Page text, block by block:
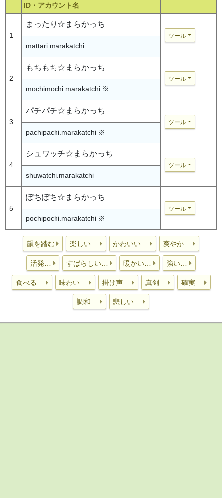
ID・アカウント名
1
まったり☆まらかっち
ツール
mattari.marakatchi
2
もちもち☆まらかっち
ツール
mochimochi.marakatchi ※
3
パチパチ☆まらかっち
ツール
pachipachi.marakatchi ※
4
シュワッチ☆まらかっち
ツール
shuwatchi.marakatchi
5
ぽちぽち☆まらかっち
ツール
pochipochi.marakatchi ※
韻を踏む 楽しい… かわいい… 爽やか…
活発… すばらしい… 暖かい… 強い…
食べる… 味わい… 掛け声… 真剣… 確実…
調和… 悲しい…